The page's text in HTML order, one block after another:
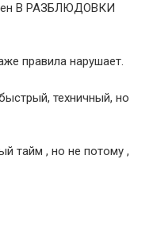
В РАЗБЛЮДОВКИ
правила нарушает.
техничный, но
тайм , но не потому ,